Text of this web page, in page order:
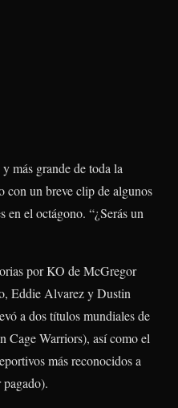
más grande de toda la
con un breve clip de algunos
en el octágono. “¿Serás un
por KO de McGregor
Eddie Alvarez y Dustin
a dos títulos mundiales de
Cage Warriors), así como el
más reconocidos a